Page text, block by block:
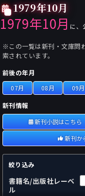
1979年10月
1979年10月 に、
※この一覧は新刊・文庫問
索されています。
前後の年月
07月 08月 09月
新刊情報
新刊小説はこちら
新刊か
絞り込み
書籍名/出版社レーベ
ル